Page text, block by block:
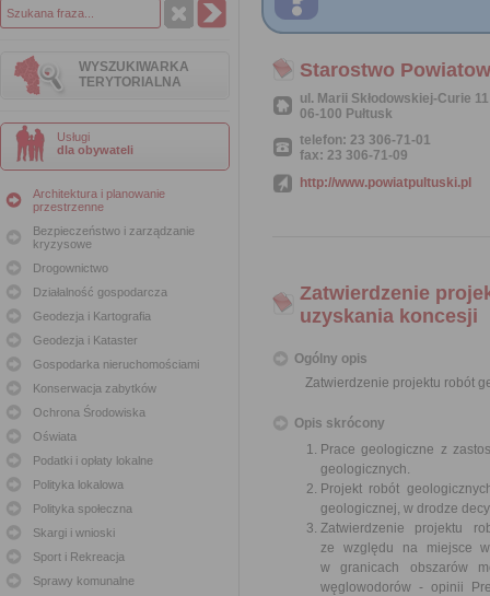
WYSZUKIWARKA
TERYTORIALNA
Usługi
dla obywateli
Architektura i planowanie
przestrzenne
Bezpieczeństwo i zarządzanie
kryzysowe
Drogownictwo
Działalność gospodarcza
Geodezja i Kartografia
Geodezja i Kataster
Gospodarka nieruchomościami
Konserwacja zabytków
Ochrona Środowiska
Oświata
Podatki i opłaty lokalne
Polityka lokalowa
Polityka społeczna
Skargi i wnioski
Sport i Rekreacja
Sprawy komunalne
Starostwo
ul. Marii Skłodowskiej-Curie 11
06-100 Pułtusk
telefon: 23 306-71-01
fax: 23 306-71-09
http://www.powiatpultuski.pl
Zatwierdzenie
uzyskania koncesji
Ogólny opis
Zatwierdzenie projektu robót
Opis skrócony
Prace geologiczne z
geologicznych.
Projekt robót
geologicznej, w drodze
Zatwierdzenie projektu
ze względu na miejsce
w granicach obszarów
węglowodorów - opinii